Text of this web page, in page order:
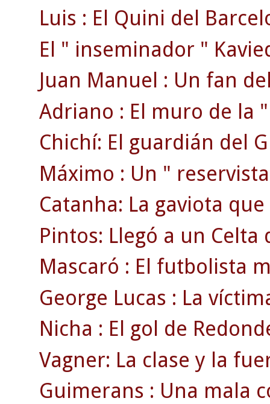
Luis : El Quini del
El " inseminador "
Juan Manuel : Un fan
Adriano : El muro de la
Chichí: El guardián del
Máximo : Un "
Catanha: La gaviota
Pintos: Llegó a un
Mascaró : El futbolista
George Lucas : La
Nicha : El gol de
Vagner: La clase y la
Guimerans : Una mala